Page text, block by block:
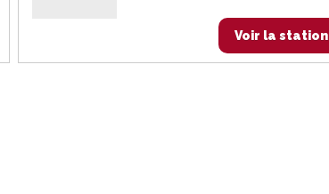
Voir la station